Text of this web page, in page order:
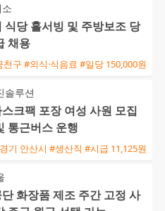
식당 홀서빙 및 주방보조 당
채용
구 #외식·식음료 #일당 150,000원
솔루션
크팩 포장 여성 사원 모집
통근버스 운행
기 안산시 #생산직 #시급 11,125원
화장품 제조 주간 고정 사